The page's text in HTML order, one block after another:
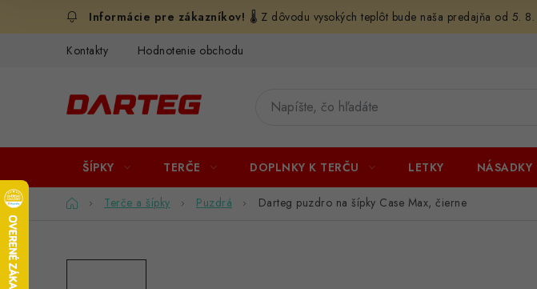
🌡️ Z dôvodu vysokých teplôt bude naša predajňa od 5.
Kontakty Hodnotenie obchodu
ŠÍPKY TERČE DOPLNKY K TERČU LETKY NÁSADKY
DomovTerče a šípky Puzdrá Darteg puzdro na šípky Case Max, čierne